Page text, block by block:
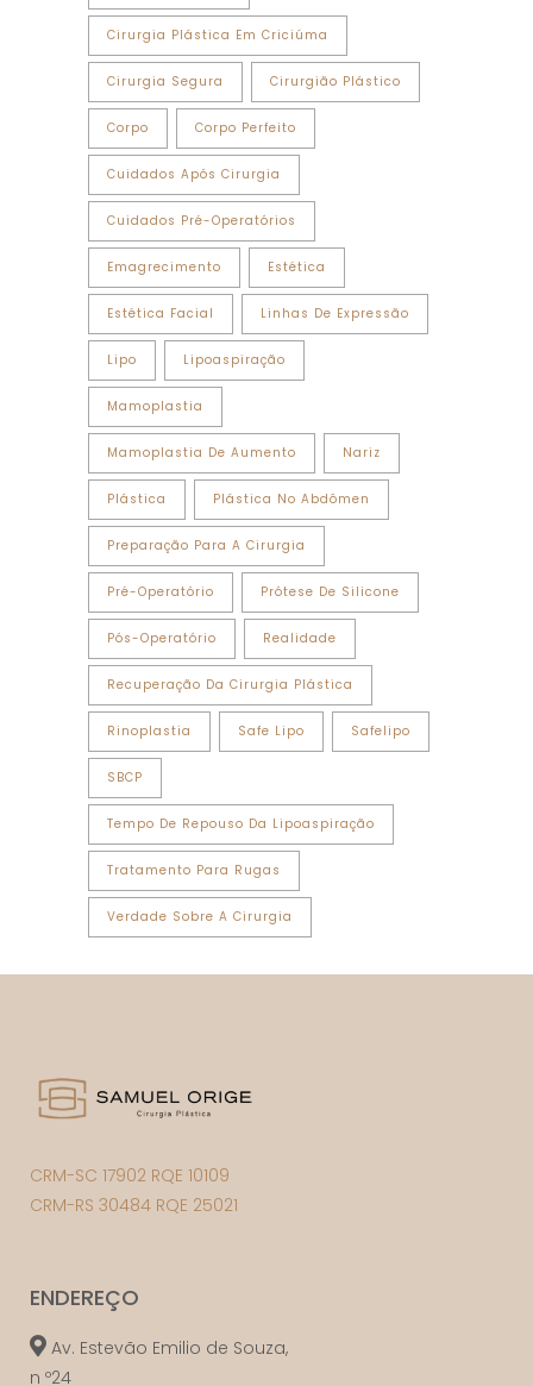
Cirurgia Plástica Em Criciúma
Cirurgia Segura Cirurgião Plástico
Corpo Corpo Perfeito
Cuidados Após Cirurgia
Cuidados Pré-Operatórios
Emagrecimento Estética
Estética Facial Linhas De Expressão
Lipo Lipoaspiração
Mamoplastia
Mamoplastia De Aumento Nariz
Plástica Plástica No Abdômen
Preparação Para A Cirurgia
Pré-Operatório Prótese De Silicone
Pós-Operatório Realidade
Recuperação Da Cirurgia Plástica
Rinoplastia Safe Lipo Safelipo
SBCP
Tempo De Repouso Da Lipoaspiração
Tratamento Para Rugas
Verdade Sobre A Cirurgia
CRM-SC 17902 RQE 10109
CRM-RS 30484 RQE 25021
ENDEREÇO
Av. Estevão Emilio de Souza,
n º24